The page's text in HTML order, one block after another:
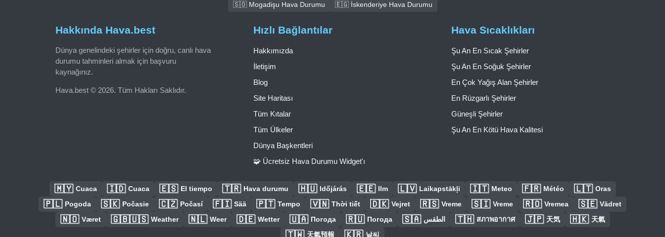
🇸🇴 Mogadişu Hava Durumu
🇪🇬 İskenderiye Hava Durumu
Hakkında Hava.best
Dünya genelindeki şehirler için doğru, canlı hava
durumu tahminleri almak için başvuru
kaynağınız.
Hava.best © 2026. Tüm Hakları Saklıdır.
Hızlı Bağlantılar
Hakkımızda
İletişim
Blog
Site Haritası
Tüm Kıtalar
Tüm Ülkeler
Dünya Başkentleri
🧩 Ücretsiz Hava Durumu Widget'ı
Hava Sıcaklıkları
Şu An En Sıcak Şehirler
Şu An En Soğuk Şehirler
En Çok Yağış Alan Şehirler
En Rüzgarlı Şehirler
Güneşli Şehirler
Şu An En Kötü Hava Kalitesi
🇲🇾 Cuaca 🇮🇩 Cuaca 🇪🇸 El tiempo 🇹🇷 Hava durumu 🇭🇺 Időjárás 🇪🇪 Ilm 🇱🇻 Laikapstākļi 🇮🇹 Meteo 🇫🇷 Météo 🇱🇹 Oras
🇵🇱 Pogoda 🇸🇰 Počasie 🇨🇿 Počasí 🇫🇮 Sää 🇵🇹 Tempo 🇻🇳 Thời tiết 🇩🇰 Vejret 🇷🇸 Vreme 🇸🇮 Vreme 🇷🇴 Vremea 🇸🇪 Vädret
🇳🇴 Været 🇬🇧🇺🇸 Weather 🇳🇱 Weer 🇩🇪 Wetter 🇺🇦 Погода 🇷🇺 Погода 🇸🇦 الطقس 🇹🇭 สภาพอากาศ 🇯🇵 天気 🇭🇰 天氣
🇹🇼 天氣預報 🇰🇷 날씨